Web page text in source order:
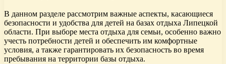
В данном разделе рассмотрим важные аспекты, касающиеся
безопасности и удобства для детей на базах отдыха Липецкой
области. При выборе места отдыха для семьи, особенно важно
учесть потребности детей и обеспечить им комфортные
условия, а также гарантировать их безопасность во время
пребывания на территории базы отдыха.